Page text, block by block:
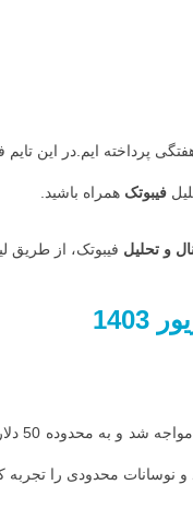
پرداخته ایم.در این
فیبوتک همراه باشید.
و تحلیل فیبوتک، از طریق
1403